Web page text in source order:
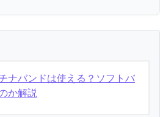
ナバンドは使える？ソフトバ
か解説